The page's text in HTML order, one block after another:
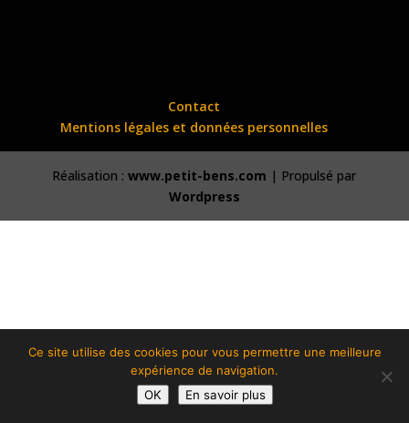
Contact
Mentions légales et données personnelles
Réalisation :www.petit-bens.com | Propulsé par
Wordpress
Ce site utilise des cookies pour vous permettre une meilleure
expérience de navigation.
OK
En savoir plus